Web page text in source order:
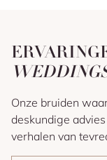
Onze bruiden
deskundige
verhalen van